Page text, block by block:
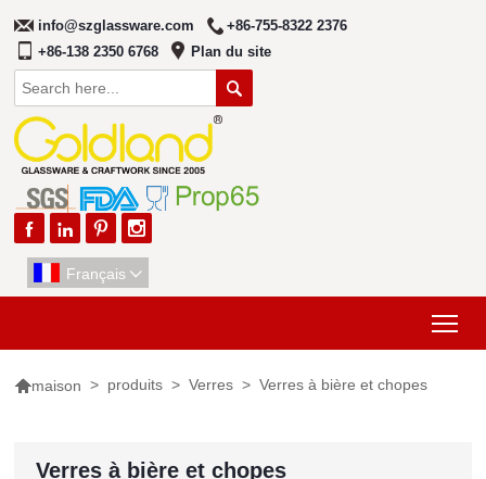
info@szglassware.com
+86-755-8322 2376
+86-138 2350 6768
Plan du site

   
Français 
maison > produits > Verres > Verres à bière et chopes
Verres à bière et chopes